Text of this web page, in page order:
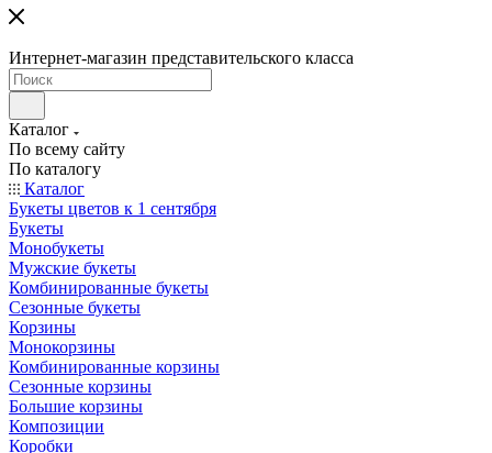
Интернет-магазин представительского класса
Каталог
По всему сайту
По каталогу
Каталог
Букеты цветов к 1 сентября
Букеты
Монобукеты
Мужские букеты
Комбинированные букеты
Сезонные букеты
Корзины
Монокорзины
Комбинированные корзины
Сезонные корзины
Большие корзины
Композиции
Коробки